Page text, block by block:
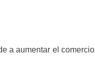
a aumentar el comercio